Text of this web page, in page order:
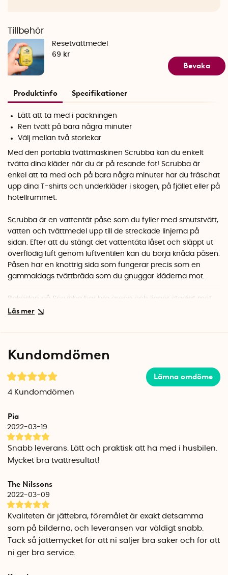
Tillbehör
Resetvättmedel
69 kr
Bevaka
Produktinfo Specifikationer
Lätt att ta med i packningen
Ren tvätt på bara några minuter
Välj mellan två storlekar
Med den portabla tvättmaskinen Scrubba kan du enkelt
tvätta dina kläder när du är på resande fot! Scrubba är
enkel att ta med och på bara några minuter har du fräschat
upp dina T-shirts och underkläder i skogen, på fjället eller på
hotellrummet.
Scrubba är en vattentät påse som du fyller med smutstvätt,
vatten och tvättmedel upp till de streckade linjerna på
sidan. Efter att du stängt det vattentäta låset och släppt ut
överflödig luft genom luftventilen kan du börja knåda påsen.
Påsen har en knottrig sida som fungerar precis som en
gammaldags tvättbräda som du gnuggar kläderna mot.
Baksidan på Scrubba har bra grepp och ligger stadigt mot
marken under tiden du gnuggar tvätten. Genom det
långa vandringsturer! Ta med Scrubba på affärsresan, i
segelbåten och husvagnen, till campingen eller när du
som du kan förvara vattenkänsliga saker i på resan.
när han reste runt världen för att bland annat bestiga
lätt och samtidigt kunna tvätta de få ombyten han hade
med sig. Ash kombinerade den beprövade tvättbrädan med
en vattentät påse och efter några prototyper var den
moderna och portabla tvättmaskinen Scrubba uppfunnen!
Företaget Scrubba stödjer flera projekt som hjälper utsatta
områden i världen att få tillgång till rent vatten. I dagsläget
Kundomdömen
Lämna omdöme
4 Kundomdömen
Pia
2022-03-19
Snabb leverans. Lätt och praktisk att ha med i husbilen.
Mycket bra tvättresultat!
The Nilssons
2022-03-09
Kvaliteten är jättebra, föremålet är exakt detsamma
som på bilderna, och leveransen var väldigt snabb.
Tack så jättemycket för att ni säljer bra saker och för att
ni ger bra service.